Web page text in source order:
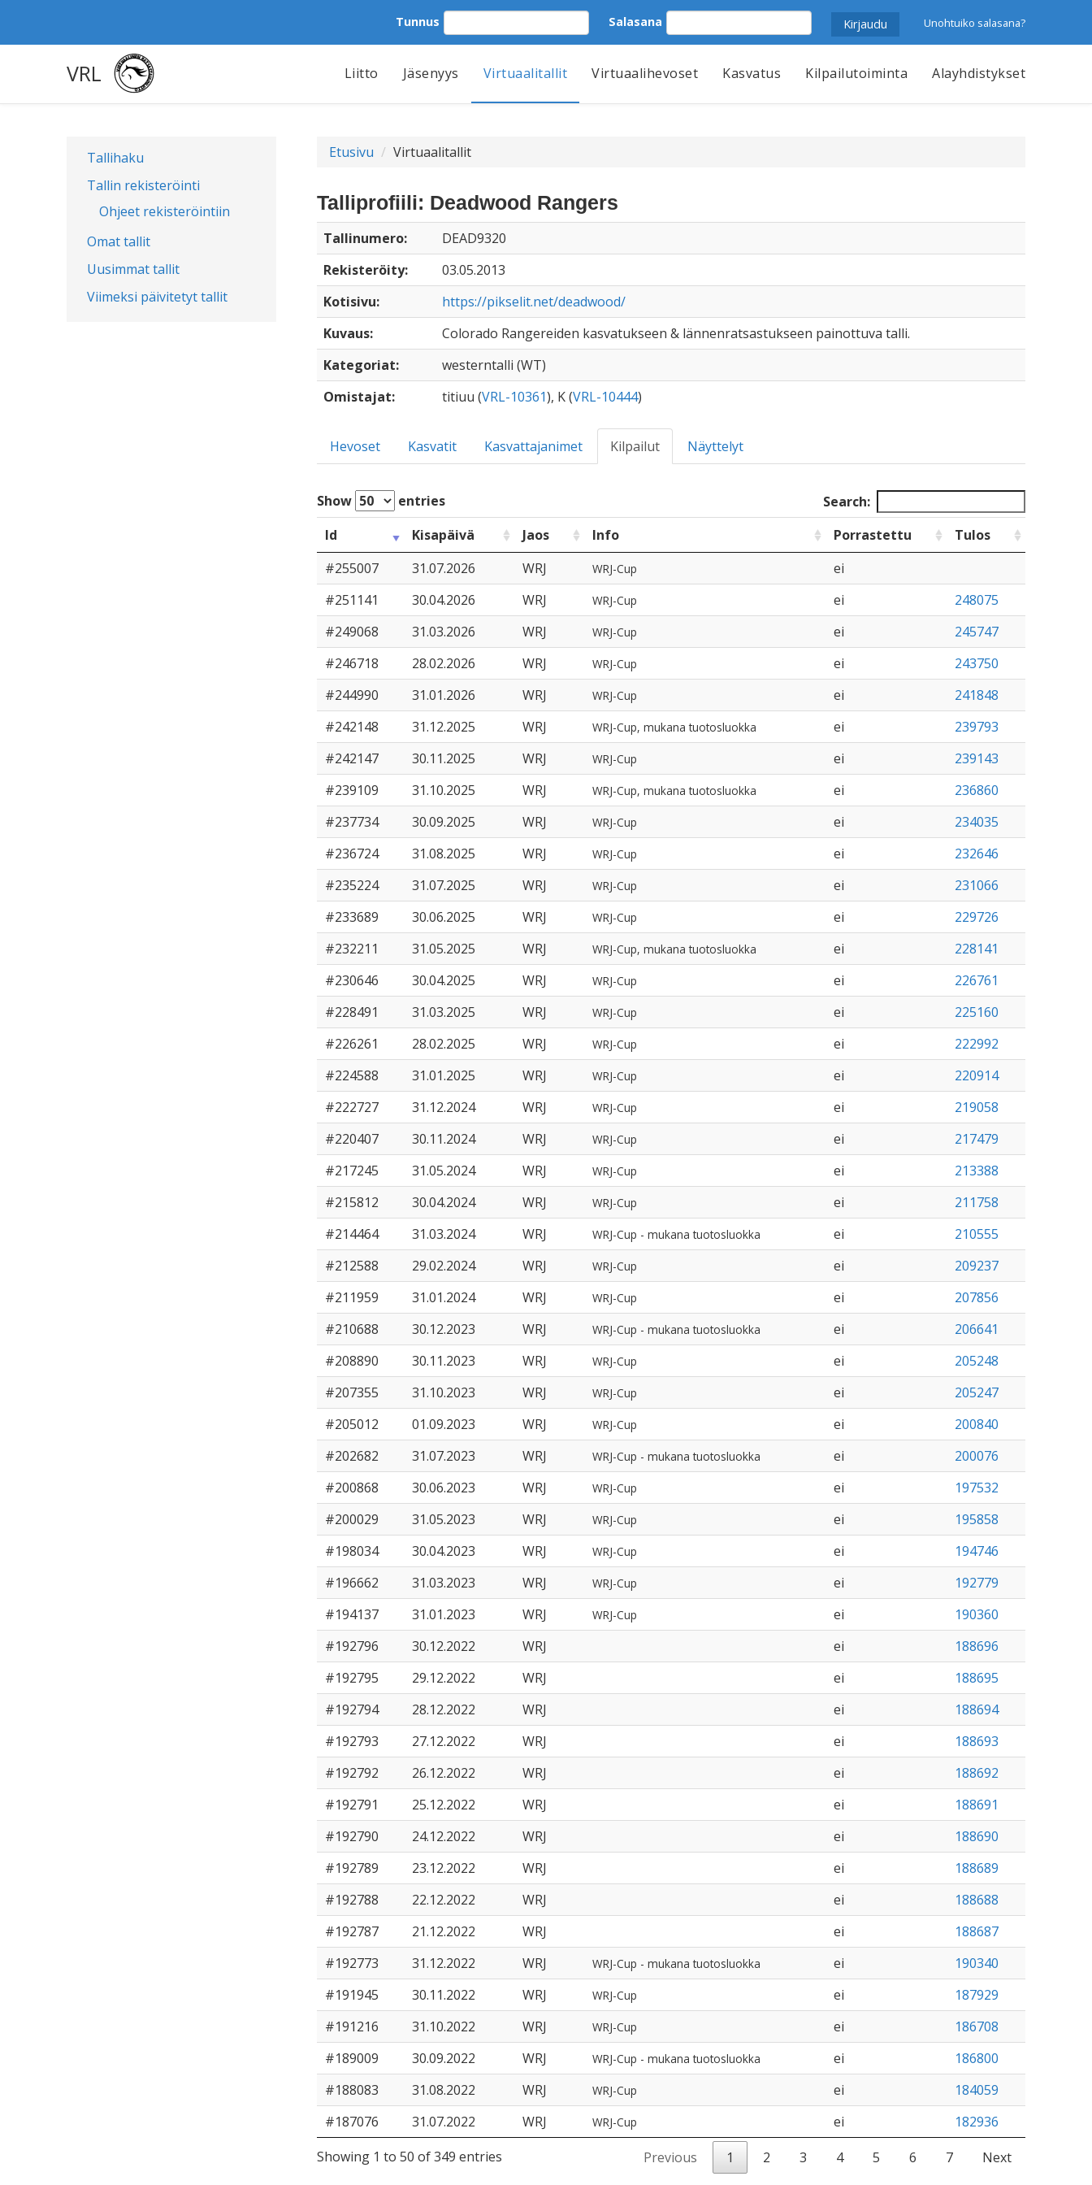
Tunnus Salasana Unohtuiko salasana?
VRL Liitto Jäsenyys Virtuaalitallit Virtuaalihevoset Kasvatus Kilpailutoiminta Alayhdistykset
Tallihaku
Tallin rekisteröinti
Ohjeet rekisteröintiin
Omat tallit
Uusimmat tallit
Viimeksi päivitetyt tallit
Etusivu Virtuaalitallit
Talliprofiili: Deadwood Rangers
Tallinumero:
DEAD9320
Rekisteröity:
03.05.2013
Kotisivu:
https://pikselit.net/deadwood/
Kuvaus:
Colorado Rangereiden kasvatukseen & lännenratsastukseen painottuva talli.
Kategoriat:
westerntalli (WT)
Omistajat:
titiuu (VRL-10361), K (VRL-10444)
Hevoset Kasvatit Kasvattajanimet Kilpailut Näyttelyt
Show entries
Search:
Id
Kisapäivä Jaos Info Porrastettu
Tulos
#255007
31.07.2026 WRJ WRJ-Cup
ei
#251141
30.04.2026 WRJ WRJ-Cup ei
248075
#249068
31.03.2026 WRJ WRJ-Cup ei
245747
#246718
28.02.2026 WRJ WRJ-Cup ei
243750
#244990
31.01.2026 WRJ WRJ-Cup ei
241848
#242148
31.12.2025 WRJ WRJ-Cup, mukana tuotosluokka ei
239793
#242147
30.11.2025 WRJ WRJ-Cup ei
239143
#239109
31.10.2025 WRJ WRJ-Cup, mukana tuotosluokka ei
236860
#237734
30.09.2025 WRJ WRJ-Cup ei
234035
#236724
31.08.2025 WRJ WRJ-Cup ei
232646
#235224
31.07.2025 WRJ WRJ-Cup ei
231066
#233689
30.06.2025 WRJ WRJ-Cup ei
229726
#232211
31.05.2025 WRJ WRJ-Cup, mukana tuotosluokka ei
228141
#230646
30.04.2025 WRJ WRJ-Cup ei
226761
#228491
31.03.2025 WRJ WRJ-Cup ei
225160
#226261
28.02.2025 WRJ WRJ-Cup ei
222992
#224588
31.01.2025 WRJ WRJ-Cup ei
220914
#222727
31.12.2024 WRJ WRJ-Cup ei
219058
#220407
30.11.2024 WRJ WRJ-Cup ei
217479
#217245
31.05.2024 WRJ WRJ-Cup ei
213388
#215812
30.04.2024 WRJ WRJ-Cup ei
211758
#214464
31.03.2024 WRJ WRJ-Cup - mukana tuotosluokka ei
210555
#212588
29.02.2024 WRJ WRJ-Cup ei
209237
#211959
31.01.2024 WRJ WRJ-Cup ei
207856
#210688
30.12.2023 WRJ WRJ-Cup - mukana tuotosluokka ei
206641
#208890
30.11.2023 WRJ WRJ-Cup ei
205248
#207355
31.10.2023 WRJ WRJ-Cup ei
205247
#205012
01.09.2023 WRJ WRJ-Cup ei
200840
#202682
31.07.2023 WRJ WRJ-Cup - mukana tuotosluokka ei
200076
#200868
30.06.2023 WRJ WRJ-Cup ei
197532
#200029
31.05.2023 WRJ WRJ-Cup ei
195858
#198034
30.04.2023 WRJ WRJ-Cup ei
194746
#196662
31.03.2023 WRJ WRJ-Cup ei
192779
#194137
31.01.2023 WRJ WRJ-Cup ei
190360
#192796
30.12.2022 WRJ ei
188696
#192795
29.12.2022 WRJ ei
188695
#192794
28.12.2022 WRJ ei
188694
#192793
27.12.2022 WRJ ei
188693
#192792
26.12.2022 WRJ ei
188692
#192791
25.12.2022 WRJ ei
188691
#192790
24.12.2022 WRJ ei
188690
#192789
23.12.2022 WRJ ei
188689
#192788
22.12.2022 WRJ ei
188688
#192787
21.12.2022 WRJ ei
188687
#192773
31.12.2022 WRJ WRJ-Cup - mukana tuotosluokka ei
190340
#191945
30.11.2022 WRJ WRJ-Cup ei
187929
#191216
31.10.2022 WRJ WRJ-Cup ei
186708
#189009
30.09.2022 WRJ WRJ-Cup - mukana tuotosluokka ei
186800
#188083
31.08.2022 WRJ WRJ-Cup ei
184059
#187076
31.07.2022 WRJ WRJ-Cup ei
182936
Showing 1 to 50 of 349 entries
Previous 1 2 3 4 5 6 7 Next